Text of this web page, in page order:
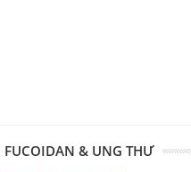
FUCOIDAN & UNG THƯ